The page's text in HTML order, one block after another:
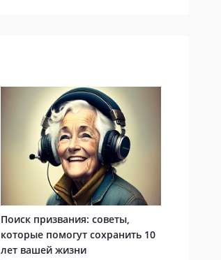
Поиск призвания: советы,
которые помогут сохранить 10
лет вашей жизни